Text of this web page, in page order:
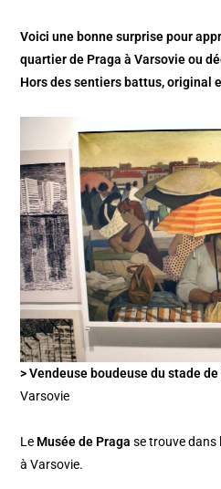
Voici une bonne surprise pour
quartier de Praga à Varsovie ou
Hors des sentiers battus, original
> Vendeuse boudeuse du stade
Varsovie
Le Musée de Praga se trouve dans
à Varsovie.